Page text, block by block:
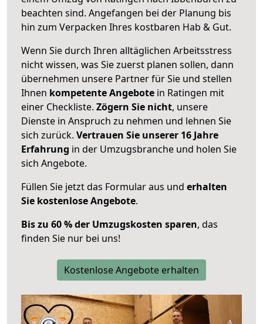
beachten sind. Angefangen bei der Planung bis
hin zum Verpacken Ihres kostbaren Hab & Gut.
Wenn Sie durch Ihren alltäglichen Arbeitsstress
nicht wissen, was Sie zuerst planen sollen, dann
übernehmen unsere Partner für Sie und stellen
Ihnen kompetente Angebote in Ratingen mit
einer Checkliste. Zögern Sie nicht, unsere
Dienste in Anspruch zu nehmen und lehnen Sie
sich zurück. Vertrauen Sie unserer 16 Jahre
Erfahrung in der Umzugsbranche und holen Sie
sich Angebote.
Füllen Sie jetzt das Formular aus und erhalten
Sie kostenlose Angebote.
Bis zu 60 % der Umzugskosten sparen, das
finden Sie nur bei uns!
Kostenlose Angebote erhalten